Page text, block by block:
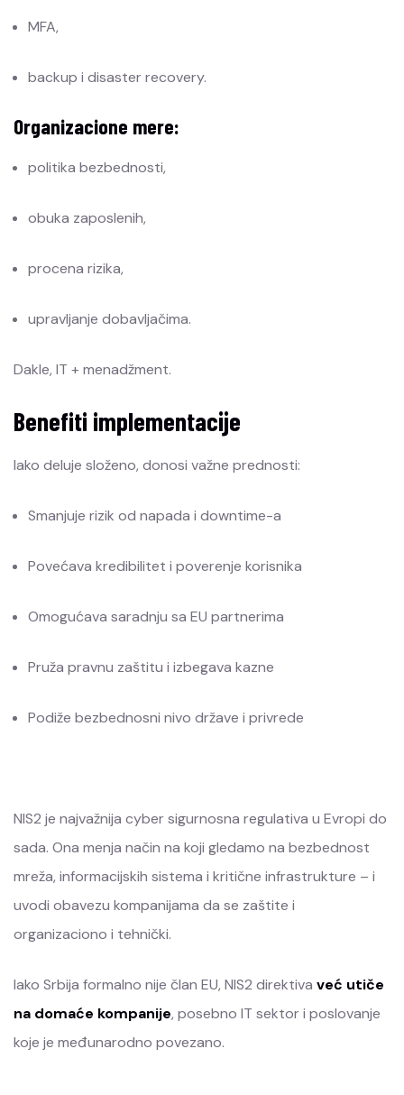
MFA,
backup i disaster recovery.
Organizacione mere:
politika bezbednosti,
obuka zaposlenih,
procena rizika,
upravljanje dobavljačima.
Dakle, IT + menadžment.
Benefiti implementacije
Iako deluje složeno, donosi važne prednosti:
Smanjuje rizik od napada i downtime-a
Povećava kredibilitet i poverenje korisnika
Omogućava saradnju sa EU partnerima
Pruža pravnu zaštitu i izbegava kazne
Podiže bezbednosni nivo države i privrede
NIS2 je najvažnija cyber sigurnosna regulativa u Evropi do
sada. Ona menja način na koji gledamo na bezbednost
mreža, informacijskih sistema i kritične infrastrukture – i
uvodi obavezu kompanijama da se zaštite i
organizaciono i tehnički.
Iako Srbija formalno nije član EU, NIS2 direktiva već utiče
na domaće kompanije, posebno IT sektor i poslovanje
koje je međunarodno povezano.